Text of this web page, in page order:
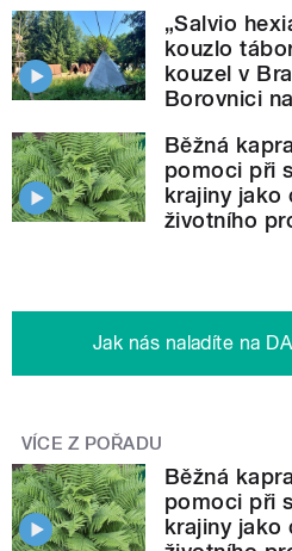
„Salvio
kouzlo
kouzel v
Borovnici
Běžná
pomoci při
krajiny jako
životního
Jak nás naladíte na
VÍCE Z POŘADU
Běžná
pomoci při
krajiny jako